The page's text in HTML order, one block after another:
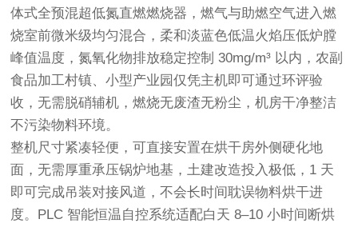
体式全预混超低氮直燃燃烧器，燃气与助燃空气进入燃
烧室前微米级均匀混合，柔和淡蓝色低温火焰压低炉膛
峰值温度，氮氧化物排放稳定控制 30mg/m³ 以内，农副
食品加工村镇、小型产业园仅凭主机即可通过环评验
收，无需脱硝辅机，燃烧无废渣无粉尘，机房干净整洁
不污染物料环境。
整机尺寸紧凑轻便，可直接安置在烘干房外侧硬化地
面，无需厚重承压锅炉地基，土建改造投入极低，1 天
即可完成吊装对接风道，不会长时间耽误物料烘干进
度。PLC 智能恒温自控系统适配白天 8–10 小时间断烘